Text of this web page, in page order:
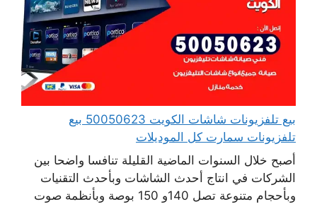
بيع تلفزيونات شاشات الكويت 50050623 بيع
تلفزيونات سمارت كل الموديلات
أصبح خلال السنوات الماضية القليلة تنافسا واضحا بين
الشركات في انتاج أحدث الشاشات وبأحدث التقنيات
وبأحجام متنوعة تصل 140و 150 بوصة وبأنظمة صوت